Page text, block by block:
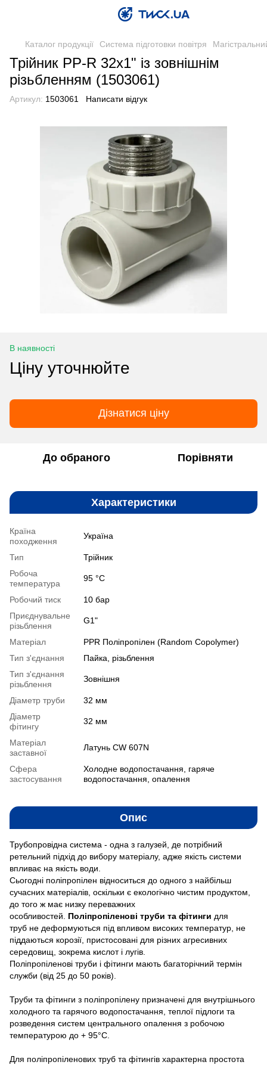
Каталог продукції Система підготовки повітря
Трійник PP-R 32х1" із зовнішнім
різьбленням (1503061)
Артикул: 1503061 Написати відгук
В наявності
Ціну уточнюйте
Дізнатися ціну
До обраного Порівняти
Характеристики
Країна
походження
Україна
Тип
Трійник
Робоча
температура
95 °C
Робочий тиск
10 бар
Приєднувальне
різьблення
G1"
Матеріал
PPR Поліпропілен (Random Copolymer)
Тип з'єднання
Пайка, різьблення
Тип з'єднання
різьблення
Зовнішня
Діаметр труби
32 мм
Діаметр
фітингу
32 мм
Матеріал
заставної
Латунь CW 607N
Сфера
застосування
Холодне водопостачання, гаряче
водопостачання, опалення
Опис
Трубопровідна система - одна з галузей, де потрібний
ретельний підхід до вибору матеріалу, адже якість системи
впливає на якість води.
Сьогодні поліпропілен відноситься до одного з найбільш
сучасних матеріалів, оскільки є екологічно чистим продуктом,
до того ж має низку переважних
особливостей. Поліпропіленові труби та фітинги для
труб не деформуються під впливом високих температур, не
піддаються корозії, пристосовані для різних агресивних
середовищ, зокрема кислот і лугів.
Поліпропіленові труби і фітинги мають багаторічний термін
служби (від 25 до 50 років).
Труби та фітинги з поліпропілену призначені для внутрішнього
холодного та гарячого водопостачання, теплої підлоги та
розведення систем центрального опалення з робочою
температурою до + 95°С.
Для поліпропіленових труб та фітингів характерна простота